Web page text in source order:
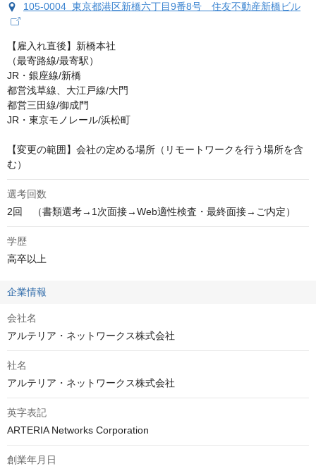
105-0004 東京都港区新橋六丁目9番8号 住友不動産新橋ビル
【雇入れ直後】新橋本社
（最寄路線/最寄駅）
JR・銀座線/新橋
都営浅草線、大江戸線/大門
都営三田線/御成門
JR・東京モノレール/浜松町
【変更の範囲】会社の定める場所（リモートワークを行う場所を含
む）
選考回数
2回　（書類選考→1次面接→Web適性検査・最終面接→ご内定）
学歴
高卒以上
企業情報
会社名
アルテリア・ネットワークス株式会社
社名
アルテリア・ネットワークス株式会社
英字表記
ARTERIA Networks Corporation
創業年月日